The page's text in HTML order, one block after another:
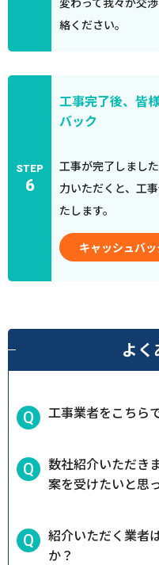
絡ください。
STEP
6
工事完了後、皆
バック
工事が完了しまし
力いただくと、工
たします。
キャッシュバ
よく
工事業者をこちら
数社紹介いただき
案を受けたいと思
紹介いただく業者
か？